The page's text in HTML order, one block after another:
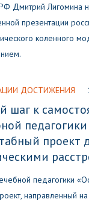
Дмитрий Лигомина
презентации
коленного
ДОСТИЖЕНИЯ
шаг к
педагогики
проект
педагогики
направленный